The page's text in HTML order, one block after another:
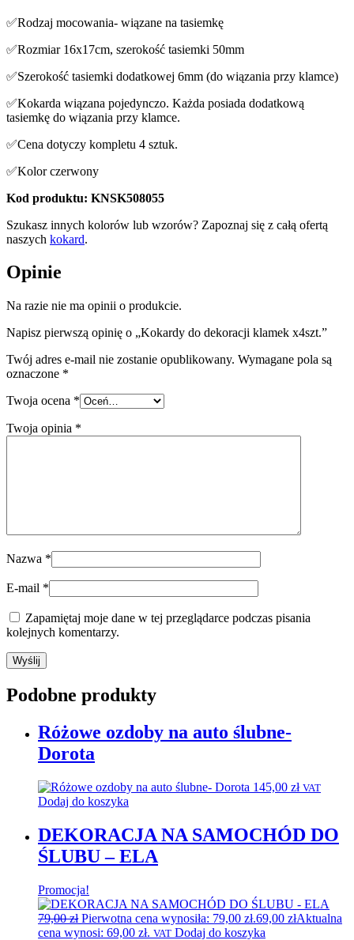
✅Rodzaj mocowania- wiązane na tasiemkę
✅Rozmiar 16x17cm, szerokość tasiemki 50mm
✅Szerokość tasiemki dodatkowej 6mm (do wiązania przy klamce)
✅Kokarda wiązana pojedynczo. Każda posiada dodatkową
tasiemkę do wiązania przy klamce.
✅Cena dotyczy kompletu 4 sztuk.
✅Kolor czerwony
Kod produktu: KNSK508055
Szukasz innych kolorów lub wzorów? Zapoznaj się z całą ofertą
naszych kokard.
Opinie
Na razie nie ma opinii o produkcie.
Napisz pierwszą opinię o „Kokardy do dekoracji klamek x4szt.”
Twój adres e-mail nie zostanie opublikowany. Wymagane pola są
oznaczone *
Twoja ocena *
Twoja opinia *
Nazwa *
E-mail *
Zapamiętaj moje dane w tej przeglądarce podczas pisania
kolejnych komentarzy.
Podobne produkty
Różowe ozdoby na auto ślubne-
Dorota
145,00 zł VAT
Dodaj do koszyka
DEKORACJA NA SAMOCHÓD DO
ŚLUBU – ELA
Promocja!
79,00zł Pierwotna cena wynosiła: 79,00 zł.69,00 złAktualna
cena wynosi: 69,00 zł. VAT Dodaj do koszyka